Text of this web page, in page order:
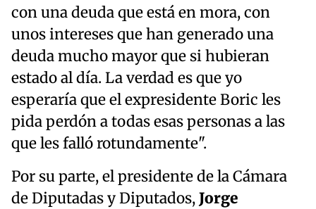
con una deuda que está en mora, con
unos intereses que han generado una
deuda mucho mayor que si hubieran
estado al día. La verdad es que yo
esperaría que el expresidente Boric les
pida perdón a todas esas personas a las
que les falló rotundamente".
Por su parte, el presidente de la Cámara
de Diputadas y Diputados,Jorge